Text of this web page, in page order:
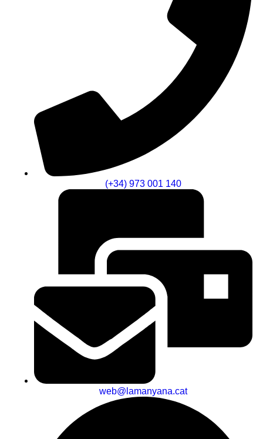
(+34) 973 001 140
web@lamanyana.cat